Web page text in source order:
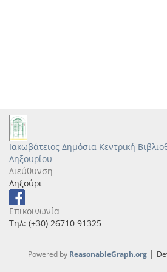
Ιακωβάτειος Δημόσια Κεντρική
Ληξουρίου
Διεύθυνση
Ληξούρι
Επικοινωνία
Τηλ: (+30) 26710 91325
Powered by ReasonableGraph.org |